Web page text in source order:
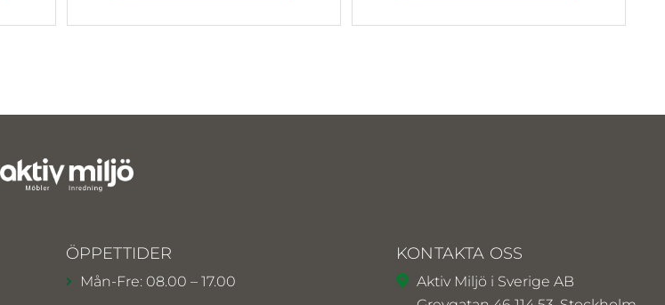
ÖPPETTIDER
Mån-Fre: 08.00 – 17.00
KONTAKTA OSS
Aktiv Miljö i Sverige AB